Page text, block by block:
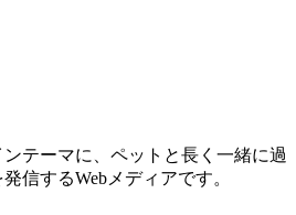
テーマに、ペットと長く一緒に過
信するWebメディアです。